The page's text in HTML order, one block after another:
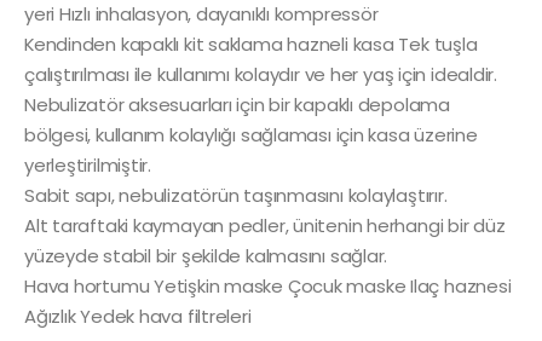
yeri Hızlı inhalasyon, dayanıklı kompressör
Kendinden kapaklı kit saklama hazneli kasa Tek tuşla
çalıştırılması ile kullanımı kolaydır ve her yaş için idealdir.
Nebulizatör aksesuarları için bir kapaklı depolama
bölgesi, kullanım kolaylığı sağlaması için kasa üzerine
yerleştirilmiştir.
Sabit sapı, nebulizatörün taşınmasını kolaylaştırır.
Alt taraftaki kaymayan pedler, ünitenin herhangi bir düz
yüzeyde stabil bir şekilde kalmasını sağlar.
Hava hortumu Yetişkin maske Çocuk maske Ilaç haznesi
Ağızlık Yedek hava filtreleri